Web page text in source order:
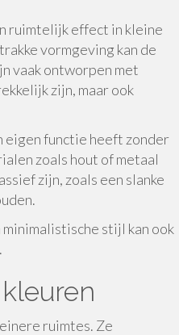
ruimtelijk effect in kleine
vormgeving kan de
vaak ontworpen met
zijn, maar ook
eigen functie heeft zonder
zoals hout of metaal
zijn, zoals een slanke
stijl kan ook
ruimtes. Ze